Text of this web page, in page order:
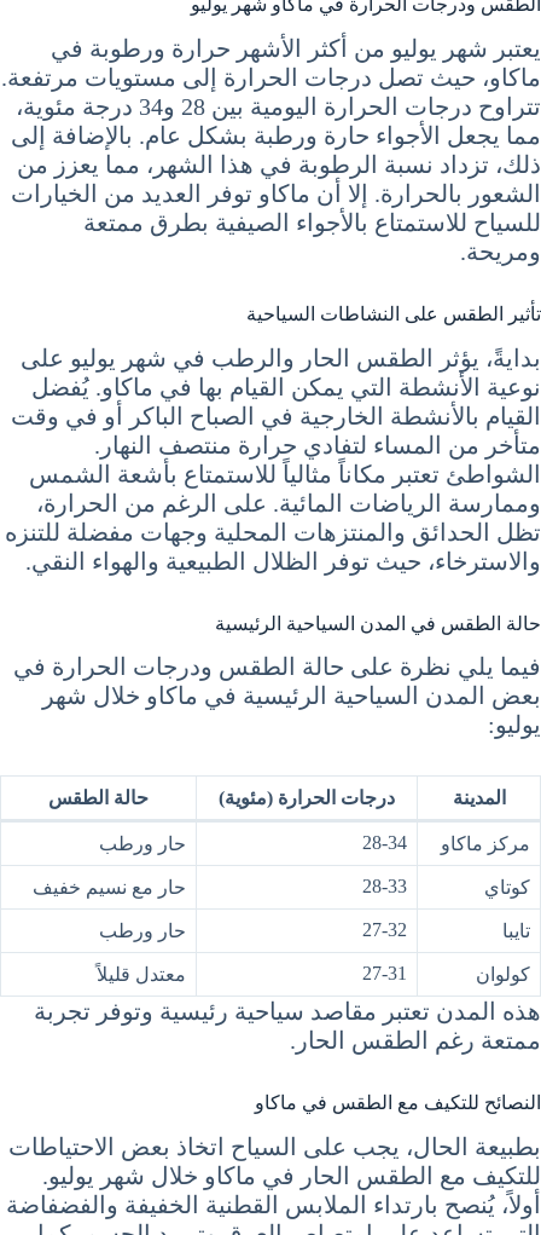
الطقس ودرجات الحرارة في ماكاو شهر يوليو
يعتبر شهر يوليو من أكثر الأشهر حرارة ورطوبة في
ماكاو، حيث تصل درجات الحرارة إلى مستويات مرتفعة.
تتراوح درجات الحرارة اليومية بين 28 و34 درجة مئوية،
مما يجعل الأجواء حارة ورطبة بشكل عام. بالإضافة إلى
ذلك، تزداد نسبة الرطوبة في هذا الشهر، مما يعزز من
الشعور بالحرارة. إلا أن ماكاو توفر العديد من الخيارات
للسياح للاستمتاع بالأجواء الصيفية بطرق ممتعة
ومريحة.
تأثير الطقس على النشاطات السياحية
بدايةً، يؤثر الطقس الحار والرطب في شهر يوليو على
نوعية الأنشطة التي يمكن القيام بها في ماكاو. يُفضل
القيام بالأنشطة الخارجية في الصباح الباكر أو في وقت
متأخر من المساء لتفادي حرارة منتصف النهار.
الشواطئ تعتبر مكاناً مثالياً للاستمتاع بأشعة الشمس
وممارسة الرياضات المائية. على الرغم من الحرارة،
تظل الحدائق والمنتزهات المحلية وجهات مفضلة للتنزه
والاسترخاء، حيث توفر الظلال الطبيعية والهواء النقي.
حالة الطقس في المدن السياحية الرئيسية
فيما يلي نظرة على حالة الطقس ودرجات الحرارة في
بعض المدن السياحية الرئيسية في ماكاو خلال شهر
يوليو:
المدينة درجات الحرارة (مئوية) حالة الطقس
مركز ماكاو 28-34 حار ورطب
كوتاي 28-33 حار مع نسيم خفيف
تايبا 27-32 حار ورطب
كولوان 27-31 معتدل قليلاً
هذه المدن تعتبر مقاصد سياحية رئيسية وتوفر تجربة
ممتعة رغم الطقس الحار.
النصائح للتكيف مع الطقس في ماكاو
بطبيعة الحال، يجب على السياح اتخاذ بعض الاحتياطات
للتكيف مع الطقس الحار في ماكاو خلال شهر يوليو.
أولاً، يُنصح بارتداء الملابس القطنية الخفيفة والفضفاضة